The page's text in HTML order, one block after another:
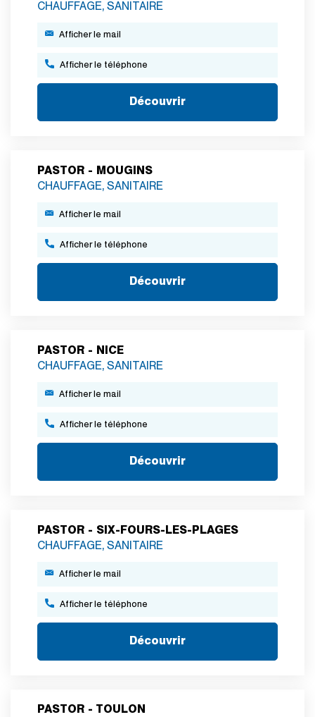
CHAUFFAGE, SANITAIRE
Afficher le mail
Afficher le téléphone
Découvrir
PASTOR - MOUGINS
CHAUFFAGE, SANITAIRE
Afficher le mail
Afficher le téléphone
Découvrir
PASTOR - NICE
CHAUFFAGE, SANITAIRE
Afficher le mail
Afficher le téléphone
Découvrir
PASTOR - SIX-FOURS-LES-PLAGES
CHAUFFAGE, SANITAIRE
Afficher le mail
Afficher le téléphone
Découvrir
PASTOR - TOULON